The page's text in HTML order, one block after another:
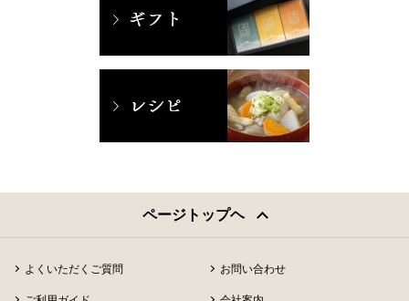
ページトップヘ
よくいただくご質問 お問い合わせ